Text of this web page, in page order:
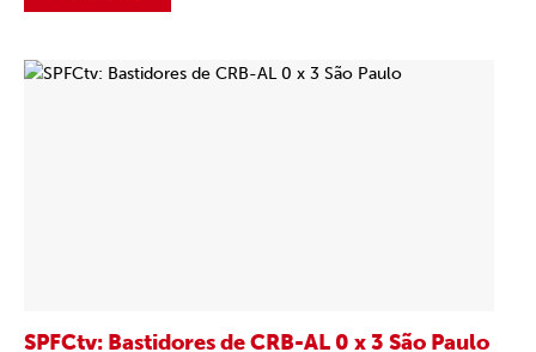
SPFCtv: Bastidores de CRB-AL 0 x 3 São Paulo